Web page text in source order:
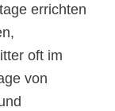
errichten
oft im
von